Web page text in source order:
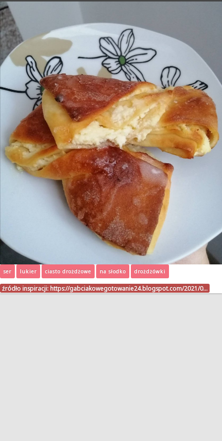
ser lukier ciasto drożdżowe na słodko drożdżówki
źródło inspiracji: https://gabciakowegotowanie24.blogspot.com/2021/0…